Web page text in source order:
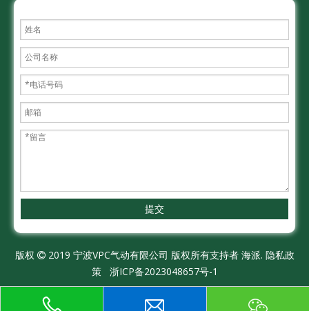
提交
版权 2019 宁波VPC气动有限公司 版权所有支持者海派. 隐私政
策
浙ICP备2023048657号-1